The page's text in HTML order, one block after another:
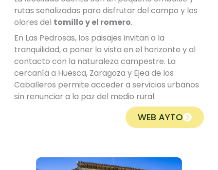
rutas señalizadas para disfrutar del campo y los
olores del tomillo y el romero.
En Las Pedrosas, los paisajes invitan a la
tranquilidad, a poner la vista en el horizonte y al
contacto con la naturaleza campestre. La
cercanía a Huesca, Zaragoza y Ejea de los
Caballeros permite acceder a servicios urbanos
sin renunciar a la paz del medio rural.
WEB AYTO